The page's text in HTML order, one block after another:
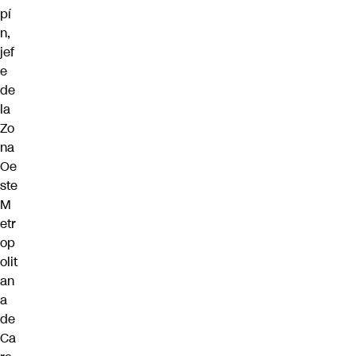
pí
n,
jef
e
de
la
Zo
na
Oe
ste
M
etr
op
olit
an
a
de
Ca